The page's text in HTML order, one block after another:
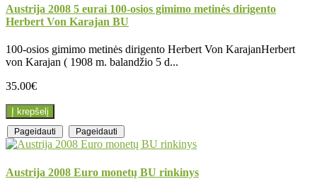
Austrija 2008 5 eurai 100-osios gimimo metinės dirigento
Herbert Von Karajan BU
100-osios gimimo metinės dirigento Herbert Von KarajanHerbert
von Karajan ( 1908 m. balandžio 5 d...
35.00€
Į krepšelį
Pageidauti Pageidauti
Austrija 2008 Euro monetų BU rinkinys